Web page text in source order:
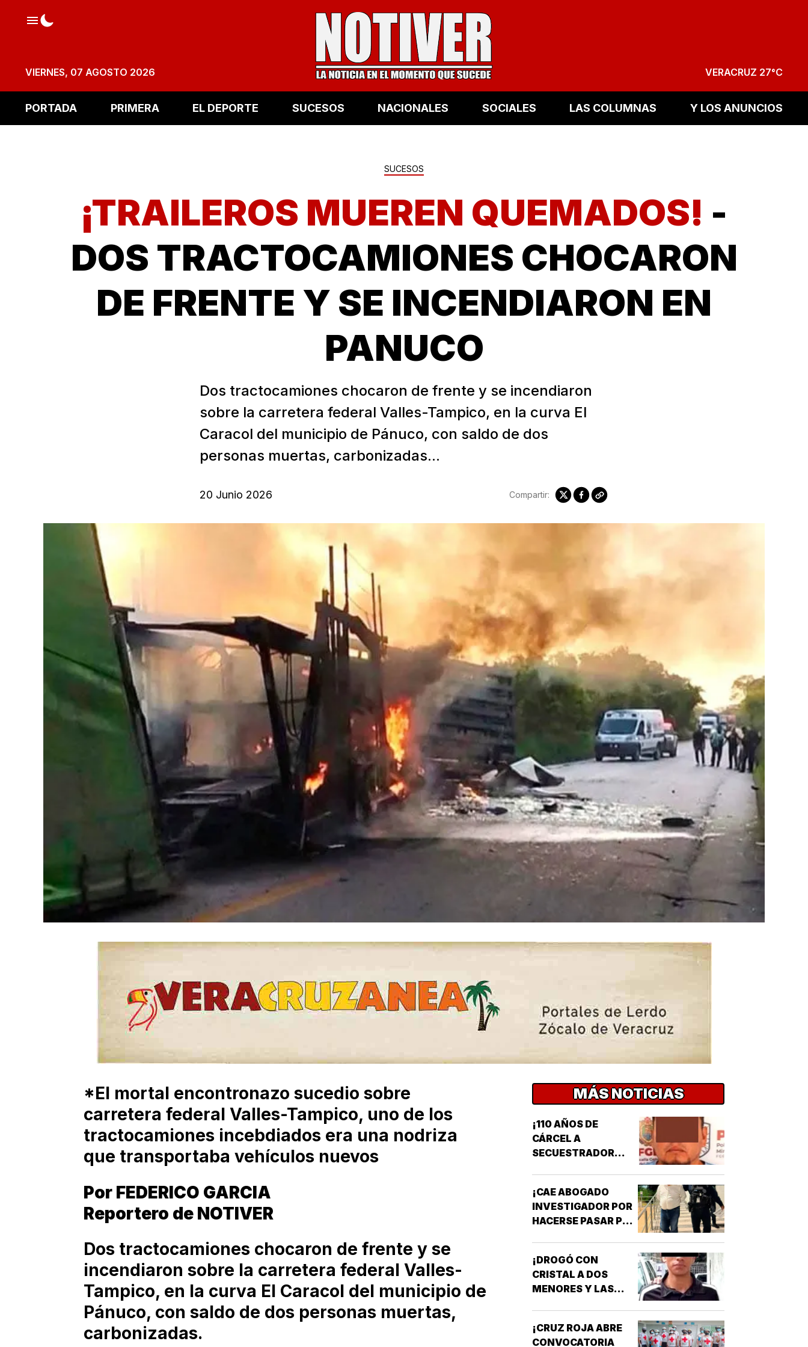
VIERNES, 07 AGOSTO 2026 VERACRUZ 27°C
PORTADA PRIMERA EL DEPORTE SUCESOS NACIONALES SOCIALES LAS COLUMNAS Y LOS ANUNCIOS
SUCESOS
¡TRAILEROS MUEREN QUEMADOS! -
DOS TRACTOCAMIONES CHOCARON
DE FRENTE Y SE INCENDIARON EN
PANUCO
Dos tractocamiones chocaron de frente y se incendiaron
sobre la carretera federal Valles-Tampico, en la curva El
Caracol del municipio de Pánuco, con saldo de dos
personas muertas, carbonizadas...
20 Junio 2026 Compartir:
*El mortal encontronazo sucedio sobre
carretera federal Valles-Tampico, uno de los
tractocamiones incebdiados era una nodriza
que transportaba vehículos nuevos
Por FEDERICO GARCIA
Reportero de NOTIVER
Dos tractocamiones chocaron de frente y se
incendiaron sobre la carretera federal Valles-
Tampico, en la curva El Caracol del municipio de
Pánuco, con saldo de dos personas muertas,
carbonizadas.
MÁS NOTICIAS
¡110 AÑOS DE
CÁRCEL A
SECUESTRADOR
¡CAE ABOGADO
INVESTIGADOR POR
HACERSE PASAR POR
¡DROGÓ CON
CRISTAL A DOS
MENORES Y LAS
¡CRUZ ROJA ABRE
CONVOCATORIA